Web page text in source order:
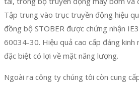
Tập trung vào trục truyền động hiệu
đồng bộ STOBER được chứng nhận
60034-30. Hiệu quả cao cấp đáng kinh
đặc biệt có lợi về mặt năng lượng.
Ngoài ra công ty chúng tôi còn cung